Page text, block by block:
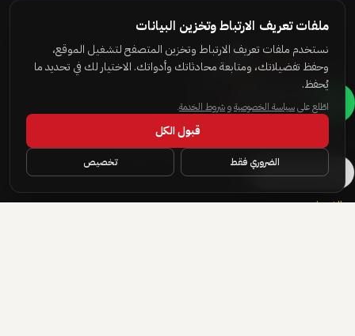
قيادة مالية تشغيلية للشركات الطموحة في السعودية
والإمارات ومصر — تأسّست عام 2017
الخدمات
اسأل المساعد
ملفات تعريف الارتباط وتخزين البيانات
نستخدم ملفات تعريف الارتباط وتخزين المتصفح لتشغيل الموقع،
وحفظ تفضيلاتك، ومتابعة محادثاتك وأدواتك. الاختيار لك في تحديد ما
يُحفظ.
اطّلع علىسياسة الخصوصيةوشروط الخدمة.
قبول الكل
الضروري فقط تخصيص